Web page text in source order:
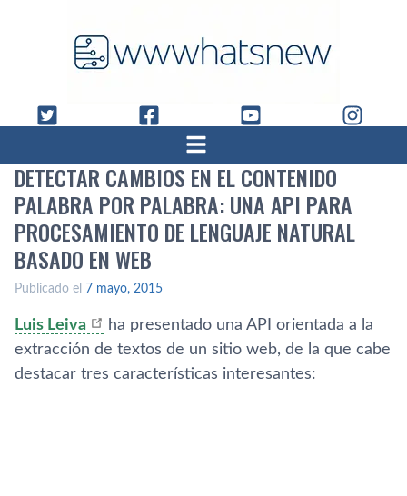
DETECTAR CAMBIOS EN EL CONTENIDO
PALABRA POR PALABRA: UNA API PARA
PROCESAMIENTO DE LENGUAJE NATURAL
BASADO EN WEB
Publicado el 7 mayo, 2015
Luis Leiva
ha presentado una API orientada a la
extracción de textos de un sitio web, de la que cabe
destacar tres caracterí­sticas interesantes: